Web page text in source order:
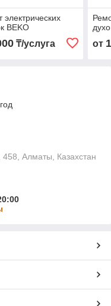
электрических
BEKO
₸/услуга от
Алматы, Казахстан